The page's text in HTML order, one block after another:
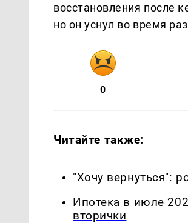
восстановления после
но он уснул во время
0
Читайте также:
"Хочу вернуться":
Ипотека в июле
вторички